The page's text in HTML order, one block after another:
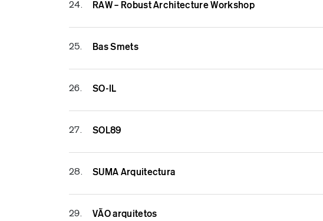
24. RAW – Robust Architecture Workshop
25. Bas Smets
26. SO-IL
27. SOL89
28. SUMA Arquitectura
29. VÃO arquitetos